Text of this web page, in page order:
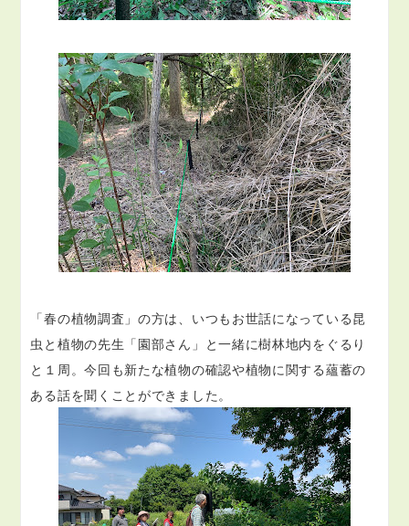
「春の植物調査」の方は、いつもお世話になっている昆
虫と植物の先生「園部さん」と一緒に樹林地内をぐるり
と１周。今回も新たな植物の確認や植物に関する蘊蓄の
ある話を聞くことができました。